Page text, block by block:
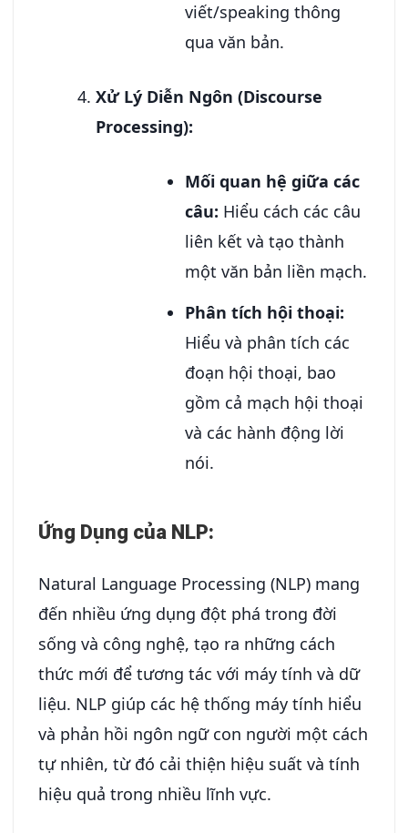
viết/speaking thông
qua văn bản.
Xử Lý Diễn Ngôn (Discourse
Processing):
Mối quan hệ giữa các
câu: Hiểu cách các câu
liên kết và tạo thành
một văn bản liền mạch.
Phân tích hội thoại:
Hiểu và phân tích các
đoạn hội thoại, bao
gồm cả mạch hội thoại
và các hành động lời
nói.
Ứng Dụng của NLP:
Natural Language Processing (NLP) mang
đến nhiều ứng dụng đột phá trong đời
sống và công nghệ, tạo ra những cách
thức mới để tương tác với máy tính và dữ
liệu. NLP giúp các hệ thống máy tính hiểu
và phản hồi ngôn ngữ con người một cách
tự nhiên, từ đó cải thiện hiệu suất và tính
hiệu quả trong nhiều lĩnh vực.